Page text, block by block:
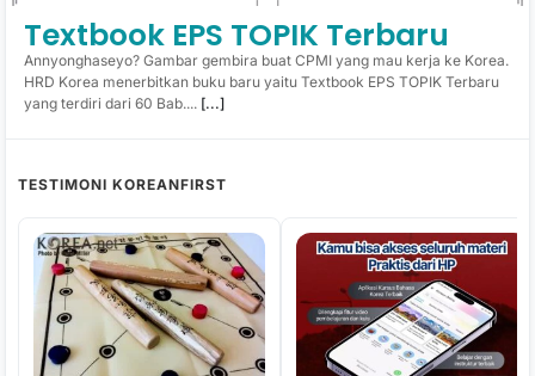
Textbook EPS TOPIK Terbaru
Annyonghaseyo? Gambar gembira buat CPMI yang mau kerja ke Korea.
HRD Korea menerbitkan buku baru yaitu Textbook EPS TOPIK Terbaru
yang terdiri dari 60 Bab.... [...]
TESTIMONI KOREANFIRST